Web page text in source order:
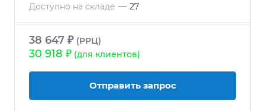
Доступно на складе — 27
38 647 ₽ (РРЦ)
30 918 ₽ (для клиентов)
Отправить запрос